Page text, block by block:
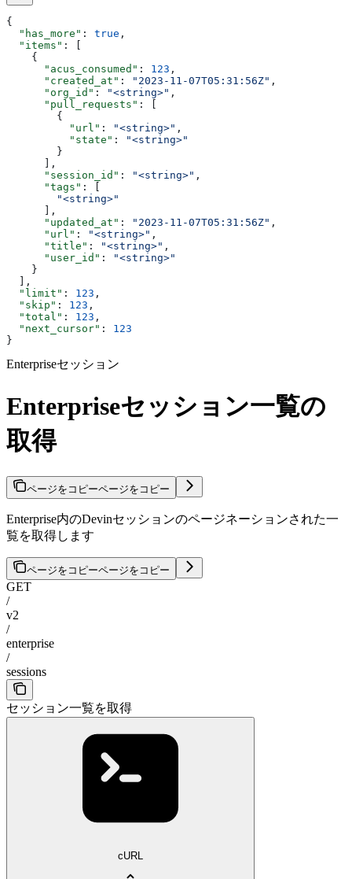
{
  "has_more"
: true ,
  "items"
: [
    {
      "acus_consumed"
: 123 ,
      "created_at"
: "2023-11-07T05:31:56Z" ,
      "org_id"
: "<string>" ,
      "pull_requests"
: [
        {
          "url"
: "<string>" ,
          "state"
:
"<string>"
        }
      ],
      "session_id"
: "<string>" ,
      "tags"
: [
        "<string>"
      ],
      "updated_at"
: "2023-11-07T05:31:56Z" ,
      "url"
: "<string>" ,
      "title"
: "<string>" ,
      "user_id"
:
"<string>"
    }
  ],
  "limit"
: 123 ,
  "skip"
: 123 ,
  "total"
: 123 ,
  "next_cursor"
: 123
}
Enterpriseセッション
Enterpriseセッション一覧の
取得
ページをコピーページをコピー
Enterprise内のDevinセッションのページネーションされた一
覧を取得します
ページをコピーページをコピー
GET
/
v2
/
enterprise
/
sessions
セッション一覧を取得
cURL